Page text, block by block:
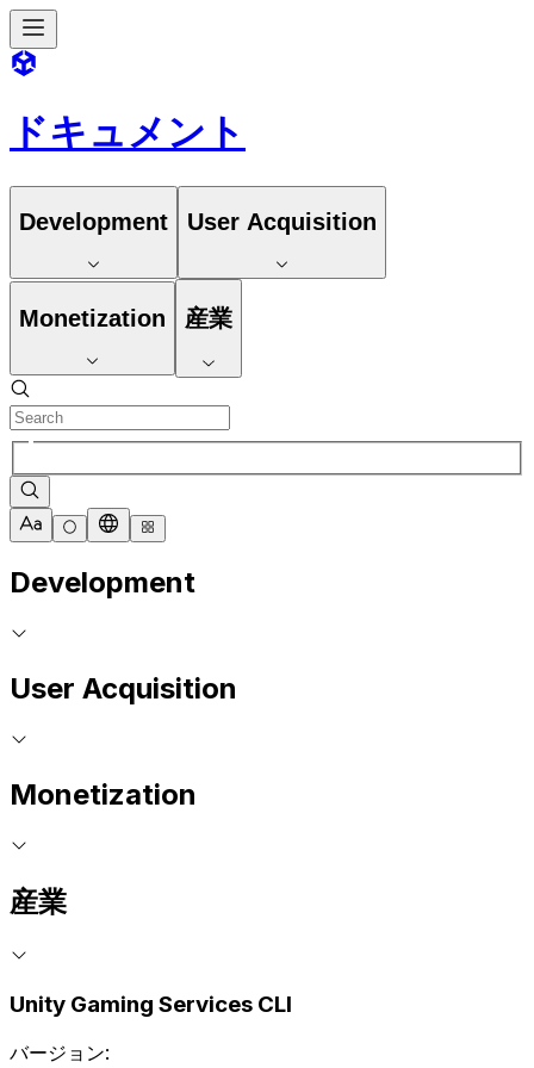
ドキュメント
Development User Acquisition
Monetization 産業
Development
User Acquisition
Monetization
産業
Unity Gaming Services CLI
バージョン: